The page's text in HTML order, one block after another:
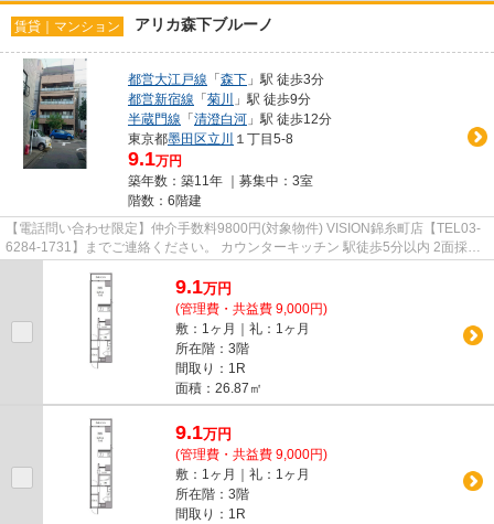
賃貸｜マンション アリカ森下ブルーノ
都営大江戸線 「森下 」駅 徒歩3分
都営新宿線 「菊川
」駅 徒歩9分
半蔵門線 「清澄白河 」駅 徒歩12分
東京都墨田区立川 １丁目5-8
9.1万円
築年数：築11年 ｜募集中： 3室
階数：6階建
【電話問い合わせ限定】仲介手数料9800円(対象物件) VISION錦糸町店【TEL03-
6284-1731】までご連絡ください。 カウンターキッチン 駅徒歩5分以内 2面採光
エアコン 温水洗浄便座
9.1万円
(管理費・共益費 9,000円)
敷：1ヶ月｜礼：1ヶ月
所在階：3階
間取り：1R
面積：26.87㎡
9.1万円
(管理費・共益費 9,000円)
敷：1ヶ月｜礼：1ヶ月
所在階：3階
間取り：1R